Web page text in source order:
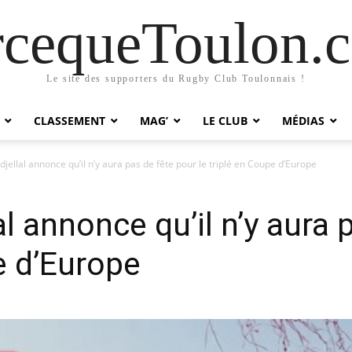
Le site des supporters du Rugby Club Toulonnais !
CLASSEMENT MAG’ LE CLUB MÉDIAS
annonce qu’il n’y aura pas de fête pour le triplé en Coupe d’Europe
annonce qu’il n’y aura